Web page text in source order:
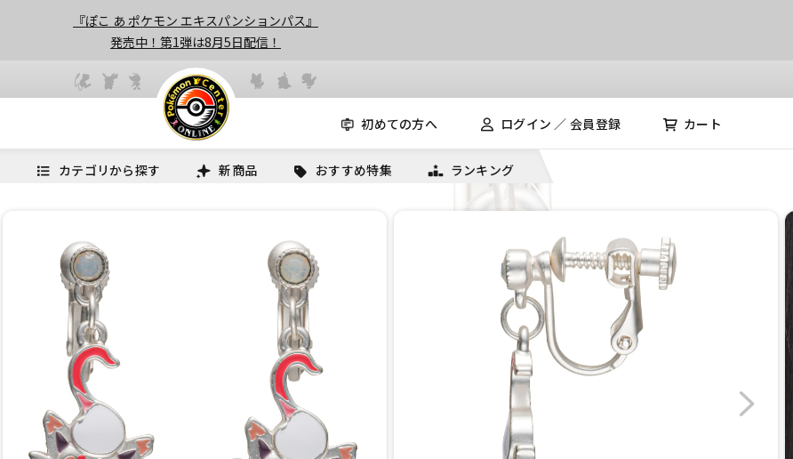
『ぽこ あ ポケモン エキスパンションパス』
発売中！第1弾は8月5日配信！
初めての方へ ログイン ／ 会員登録 カート
カテゴリから探す 新商品 おすすめ特集 ランキング